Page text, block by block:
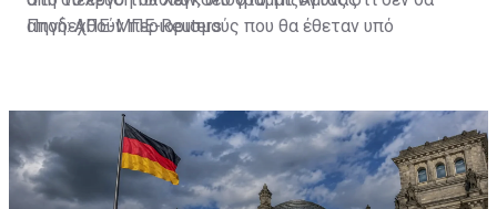
αποδεχθούν περιορισμούς που θα έθεταν υπό
παγκοσμίως.
Πηγή: ΑΠΕ-ΜΠΕ-Reuters